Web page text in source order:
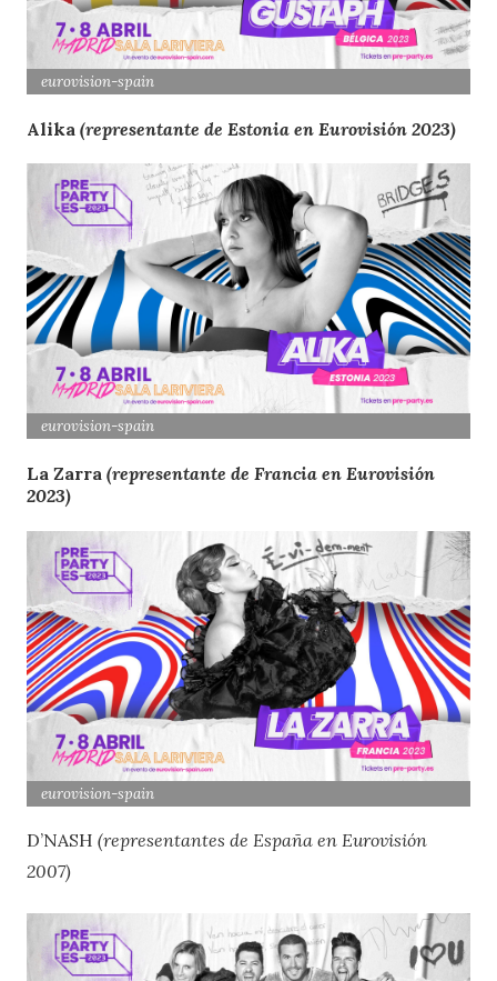
eurovision-spain
Alika (representante de Estonia en Eurovisión 2023)
eurovision-spain
La Zarra (representante de Francia en Eurovisión
2023)
eurovision-spain
D’NASH (representantes de España en Eurovisión
2007)